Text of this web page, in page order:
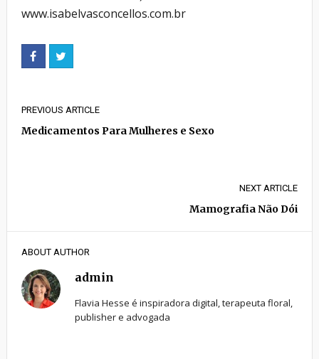
www.isabelvasconcellos.com.br
PREVIOUS ARTICLE
Medicamentos Para Mulheres e Sexo
NEXT ARTICLE
Mamografia Não Dói
ABOUT AUTHOR
admin
Flavia Hesse é inspiradora digital, terapeuta floral,
publisher e advogada